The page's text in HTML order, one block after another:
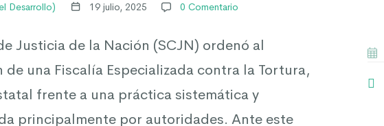
Desarrollo) 19 julio, 2025 0 Comentario
Justicia de la Nación (SCJN) ordenó al
una Fiscalía Especializada contra la Tortura,
frente a una práctica sistemática y
principalmente por autoridades. Ante este